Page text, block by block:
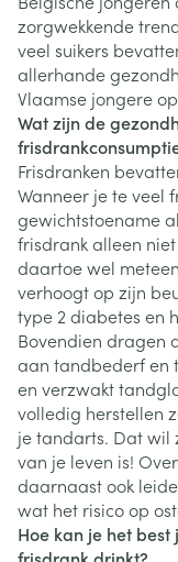
zorgwekkende
veel suikers
allerhande
Vlaamse jongere
Wat zijn de
Frisdranken
Wanneer je te veel
gewichtstoename
frisdrank alleen
daartoe wel
verhoogt op zijn
type 2 diabetes en
Bovendien dragen
aan tandbederf en
en verzwakt
volledig herstellen
je tandarts. Dat wil
van je leven is!
daarnaast ook
wat het risico op
Hoe kan je het